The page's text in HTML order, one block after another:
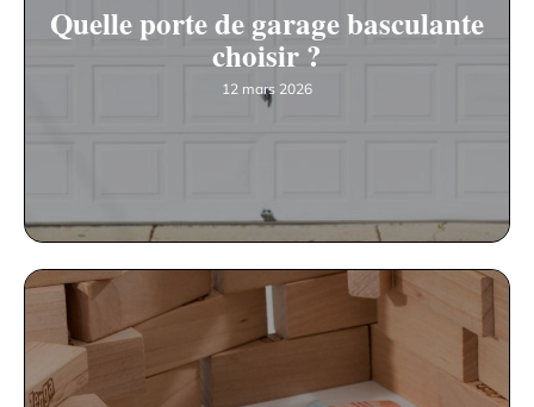
Quelle porte de garage basculante
choisir ?
12 mars 2026